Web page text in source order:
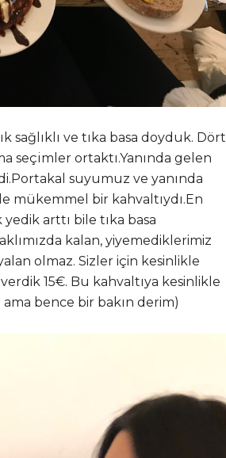
sağlıklı ve tıka basa doyduk. Dört
seçimler ortaktı.Yanında gelen
suyumuz ve yanında
mükemmel bir kahvaltıydı.En
arttı bile tıka basa
kalan, yiyemediklerimiz
olmaz. Sizler için kesinlikle
15€. Bu kahvaltıya kesinlikle
bence bir bakın derim)